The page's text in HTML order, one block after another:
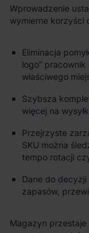
Wprowadzenie
wymierne korzyści
Eliminacja
logo”
właściwego
Szybsza
więcej na
Przejrzyste
SKU można
tempo rotacji
Dane do
zapasów,
Magazyn przestaje